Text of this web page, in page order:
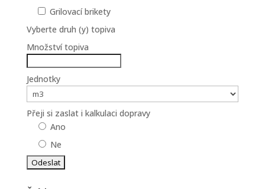
Grilovací brikety
Vyberte druh (y) topiva
Množství topiva
Jednotky
Přeji si zaslat i kalkulaci dopravy
Ano
Ne